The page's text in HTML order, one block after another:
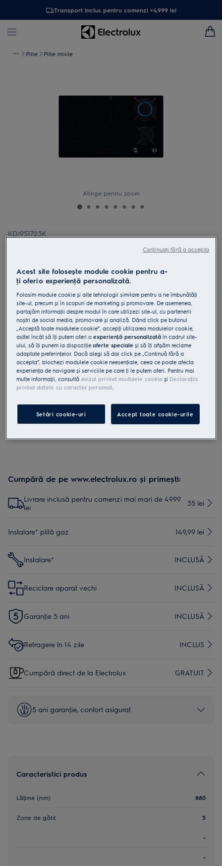
Transport inclus pentru comenzi >4.999 lei
Plite Plite mixte
Atinge pentru zoom
KDI951723K
Plită mixtă inducţie/gaz 90 cm
0 (0)
Fișa cu informaţii despre produs
Beneficii
Această plită combină o zonă de gătit electrică cu trei arzătoare pe
gaz.
Această plită combină o zonă de gătit electrică cu trei arzătoare pe
gaz.
Functia Bridge conecteaza doua zone ale plitei pentru a forma o
suprafata de gatit mai mare.
Instrucţiunile de siguranţă și avertismentele de siguranţă
conform regulamentului UE 2023/988 sunt enumerate în
Cumpără de pe www.electrolux.ro și primești:
Livrare inclusă pentru comenzi mai mari de 4999
lei
35 lei
Instalare* plită gaz 149,99 lei
Instalare* INCLUSĂ
Reciclare aparat vechi INCLUSĂ
Garanţie 5 ani INCLUSĂ
Retragere în 14 zile INCLUS
Cumpără direct de la Electrolux GRATUIT
5 ani garanţie, confort asigurat
Caracteristici produs
Lățime (mm) 880
Zone de gătit 5
-
-
Acest site folosește module cookie pentru a-
ţi oferi o experienţă personalizată.
Folosim module cookie și alte tehnologii similare pentru a ne îmbunătăţi
site-ul, precum și în scopuri de marketing și promovare. De asemenea,
partajăm informaţii despre modul în care utilizezi site-ul, cu partenerii
noștri de social media, promovare și analiză. Dând click pe butonul
„Acceptă toate modulele cookie”, accepţi utilizarea modulelor cookie,
astfel încât să îţi putem oferi oexperienţă personalizată în cadrul site-
ului, să îţi punem la dispoziţieoferte speciale și să îţi afișăm reclame
adaptate preferinţelor. Dacă alegi să dai click pe „Continuă fără a
accepta”, blochezi modulele cookie neesenţiale, ceea ce poate afecta
experienţa de navigare și serviciile pe care ţi le putem oferi. Pentru mai
multe informaţii, consultă Avizul privind modulele cookie și Declaraţia
privind datele cu caracter personal.
Setări cookie-uri Accept toate cookie-urile
Continuați fără a accepta